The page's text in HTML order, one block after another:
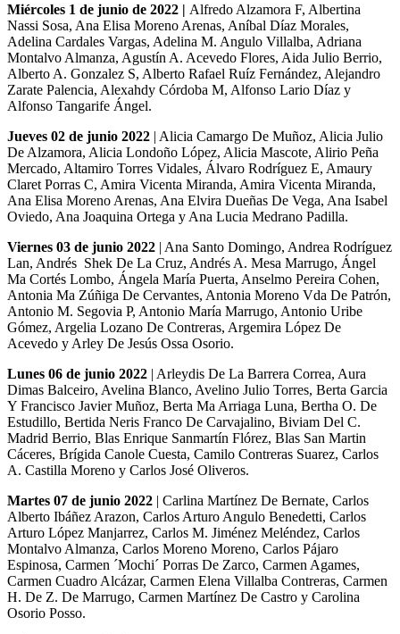
Miércoles 1 de junio de 2022 | Alfredo Alzamora F, Albertina
Nassi Sosa, Ana Elisa Moreno Arenas, Aníbal Díaz Morales,
Adelina Cardales Vargas, Adelina M. Angulo Villalba, Adriana
Montalvo Almanza, Agustín A. Acevedo Flores, Aida Julio Berrio,
Alberto A. Gonzalez S, Alberto Rafael Ruíz Fernández, Alejandro
Zarate Palencia, Alexahdy Córdoba M, Alfonso Lario Díaz y
Alfonso Tangarife Ángel.
Jueves 02 de junio 2022 | Alicia Camargo De Muñoz, Alicia Julio
De Alzamora, Alicia Londoño López, Alicia Mascote, Alirio Peña
Mercado, Altamiro Torres Vidales, Álvaro Rodríguez E, Amaury
Claret Porras C, Amira Vicenta Miranda, Amira Vicenta Miranda,
Ana Elisa Moreno Arenas, Ana Elvira Dueñas De Vega, Ana Isabel
Oviedo, Ana Joaquina Ortega y Ana Lucia Medrano Padilla.
Viernes 03 de junio 2022 | Ana Santo Domingo, Andrea Rodríguez
Lan, Andrés Shek De La Cruz, Andrés A. Mesa Marrugo, Ángel
Ma Cortés Lombo, Ángela María Puerta, Anselmo Pereira Cohen,
Antonia Ma Zúñiga De Cervantes, Antonia Moreno Vda De Patrón,
Antonio M. Segovia P, Antonio María Marrugo, Antonio Uribe
Gómez, Argelia Lozano De Contreras, Argemira López De
Acevedo y Arley De Jesús Ossa Osorio.
Lunes 06 de junio 2022 | Arleydis De La Barrera Correa, Aura
Dimas Balceiro, Avelina Blanco, Avelino Julio Torres, Berta Garcia
Y Francisco Javier Muñoz, Berta Ma Arriaga Luna, Bertha O. De
Estudillo, Bertida Neris Franco De Carvajalino, Biviam Del C.
Madrid Berrio, Blas Enrique Sanmartín Flórez, Blas San Martin
Cáceres, Brígida Canole Cuesta, Camilo Contreras Suarez, Carlos
A. Castilla Moreno y Carlos José Oliveros.
Martes 07 de junio 2022 | Carlina Martínez De Bernate, Carlos
Alberto Ibáñez Arazon, Carlos Arturo Angulo Benedetti, Carlos
Arturo López Manjarrez, Carlos M. Jiménez Meléndez, Carlos
Montalvo Almanza, Carlos Moreno Moreno, Carlos Pájaro
Espinosa, Carmen ´Mochi´ Porras De Zarco, Carmen Agames,
Carmen Cuadro Alcázar, Carmen Elena Villalba Contreras, Carmen
H. De Z. De Marrugo, Carmen Martínez De Castro y Carolina
Osorio Posso.